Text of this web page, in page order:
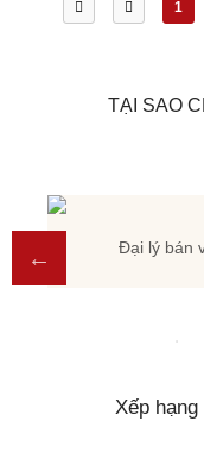
1
TẠI SAO
Đại lý bán
Xếp